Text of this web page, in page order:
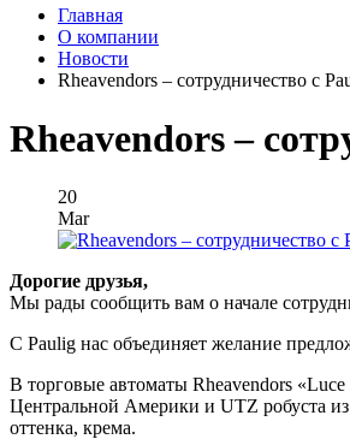
Главная
О компании
Новости
Rheavendors – сотрудничество с
Rheavendors –
20
Mar
Дорогие друзья,
Мы рады сообщить вам о начале
С Paulig нас объединяет желание
В торговые автоматы Rheavendors
Центральной Америки и UTZ робуста
оттенка, крема.